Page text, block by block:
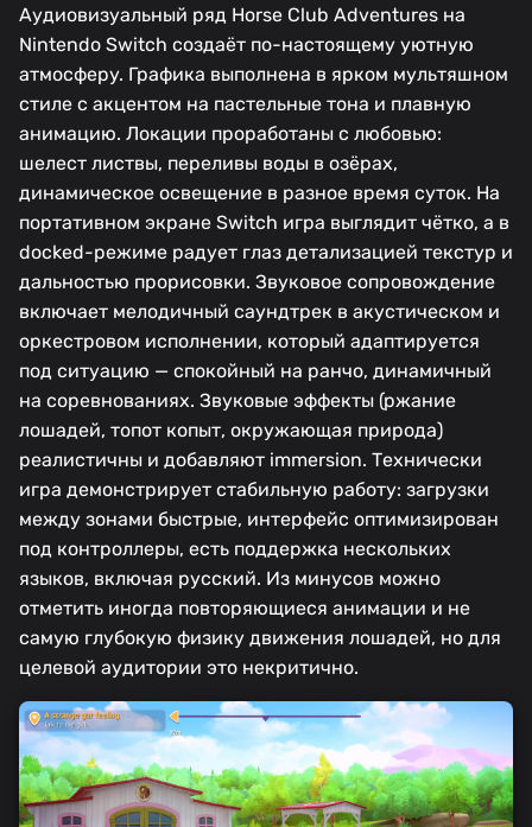
Аудиовизуальный ряд Horse Club Adventures на
Nintendo Switch создаёт по-настоящему уютную
атмосферу. Графика выполнена в ярком мультяшном
стиле с акцентом на пастельные тона и плавную
анимацию. Локации проработаны с любовью:
шелест листвы, переливы воды в озёрах,
динамическое освещение в разное время суток. На
портативном экране Switch игра выглядит чётко, а в
docked-режиме радует глаз детализацией текстур и
дальностью прорисовки. Звуковое сопровождение
включает мелодичный саундтрек в акустическом и
оркестровом исполнении, который адаптируется
под ситуацию — спокойный на ранчо, динамичный
на соревнованиях. Звуковые эффекты (ржание
лошадей, топот копыт, окружающая природа)
реалистичны и добавляют immersion. Технически
игра демонстрирует стабильную работу: загрузки
между зонами быстрые, интерфейс оптимизирован
под контроллеры, есть поддержка нескольких
языков, включая русский. Из минусов можно
отметить иногда повторяющиеся анимации и не
самую глубокую физику движения лошадей, но для
целевой аудитории это некритично.